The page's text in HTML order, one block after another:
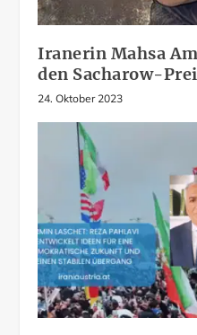
Iranerin Mahsa
den Sacharow-
24. Oktober 2023